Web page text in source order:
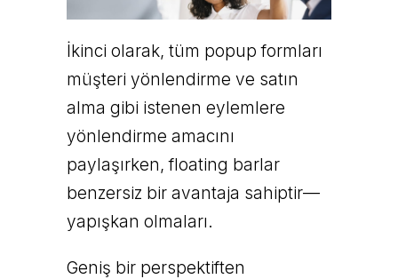
İkinci olarak, tüm popup formları
müşteri yönlendirme ve satın
alma gibi istenen eylemlere
yönlendirme amacını
paylaşırken, floating barlar
benzersiz bir avantaja sahiptir—
yapışkan olmaları.
Geniş bir perspektiften